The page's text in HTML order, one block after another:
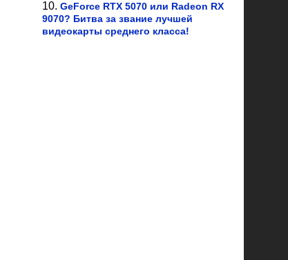
GeForce RTX 5070 или Radeon RX
9070? Битва за звание лучшей
видеокарты среднего класса!